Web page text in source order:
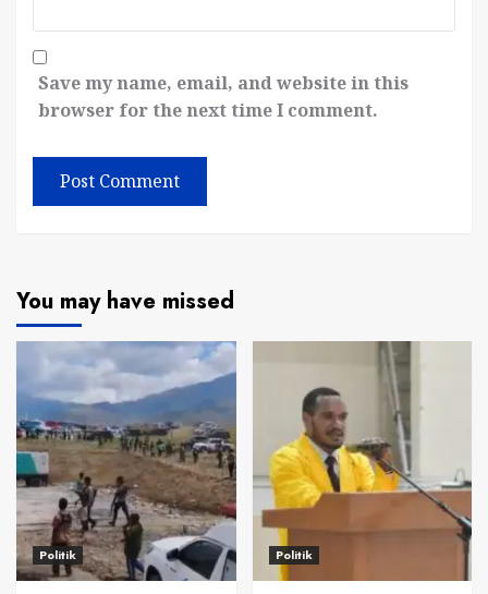
Save my name, email, and website in this
browser for the next time I comment.
You may have missed
Politik Politik